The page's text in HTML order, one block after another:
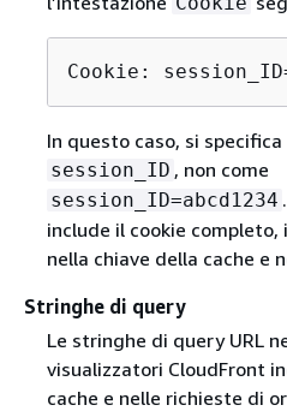
Cookie:
In questo caso, si
session_ID , non come
session_ID=abcd1234
include il cookie completo,
nella chiave della cache e
Stringhe di query
Le stringhe di query URL
visualizzatori CloudFront
cache e nelle richieste di